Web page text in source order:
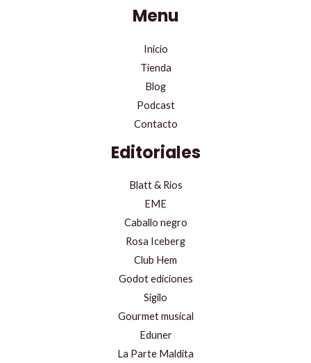
Menu
Inicio
Tienda
Blog
Podcast
Contacto
Editoriales
Blatt & Rios
EME
Caballo negro
Rosa Iceberg
Club Hem
Godot ediciones
Sigilo
Gourmet musical
Eduner
La Parte Maldita